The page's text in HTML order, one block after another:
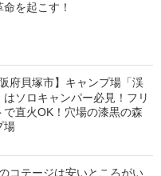
を起こす！
阪府貝塚市】キャンプ場「渓
はソロキャンパー必見！フリ
で直火OK！穴場の漆黒の森
場
コテージは安いところがい